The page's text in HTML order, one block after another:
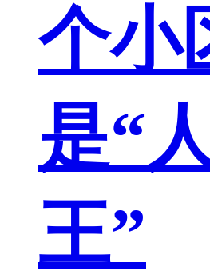
个小
是“
王”